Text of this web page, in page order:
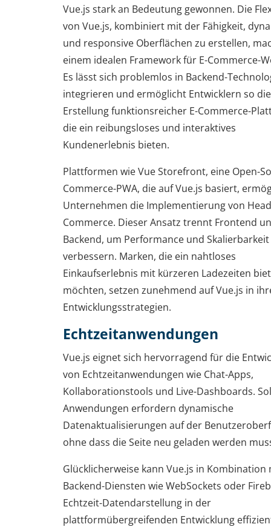
Vue.js stark an Bedeutung gewonnen. Die
von Vue.js, kombiniert mit der Fähigkeit,
und responsive Oberflächen zu erstellen,
einem idealen Framework für E-Commerce-
Es lässt sich problemlos in Backend-
integrieren und ermöglicht Entwicklern so die
Erstellung funktionsreicher E-Commerce-
die ein reibungsloses und interaktives
Kundenerlebnis bieten.
Plattformen wie Vue Storefront, eine Open-
Commerce-PWA, die auf Vue.js basiert,
Unternehmen die Implementierung von
Commerce. Dieser Ansatz trennt Frontend
Backend, um Performance und
verbessern. Marken, die ein nahtloses
Einkaufserlebnis mit kürzeren Ladezeiten
möchten, setzen zunehmend auf Vue.js in
Entwicklungsstrategien.
Echtzeitanwendungen
Vue.js eignet sich hervorragend für die
von Echtzeitanwendungen wie Chat-Apps,
Kollaborationstools und Live-Dashboards.
Anwendungen erfordern dynamische
Datenaktualisierungen auf der
ohne dass die Seite neu geladen werden
Glücklicherweise kann Vue.js in Kombination
Backend-Diensten wie WebSockets oder
Echtzeit-Datendarstellung in der
plattformübergreifenden Entwicklung